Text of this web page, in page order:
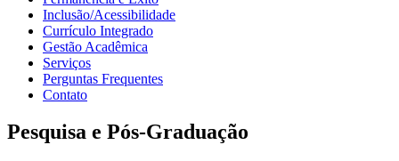
Inclusão/Acessibilidade
Currículo Integrado
Gestão Acadêmica
Serviços
Perguntas Frequentes
Contato
Pesquisa e Pós-Graduação